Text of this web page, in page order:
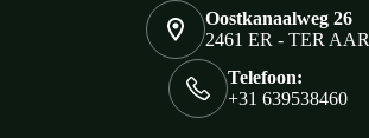
Oostkanaalweg 26
2461 ER - TER AAR
Telefoon:
+31 639538460